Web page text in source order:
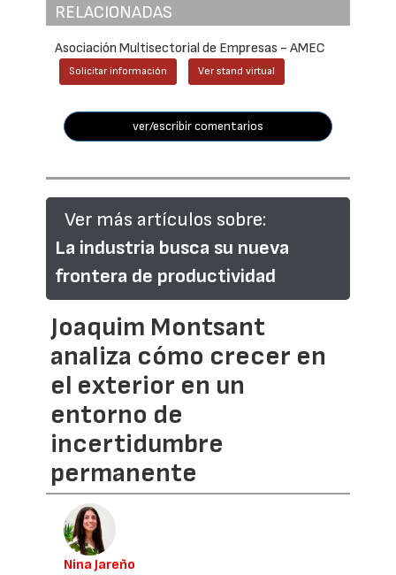
RELACIONADAS
Asociación Multisectorial de Empresas - AMEC
Solicitar información Ver stand virtual
ver/escribir comentarios
Ver más artículos sobre:
La industria busca su nueva
frontera de productividad
Joaquim Montsant
analiza cómo crecer en
el exterior en un
entorno de
incertidumbre
permanente
Nina Jareño